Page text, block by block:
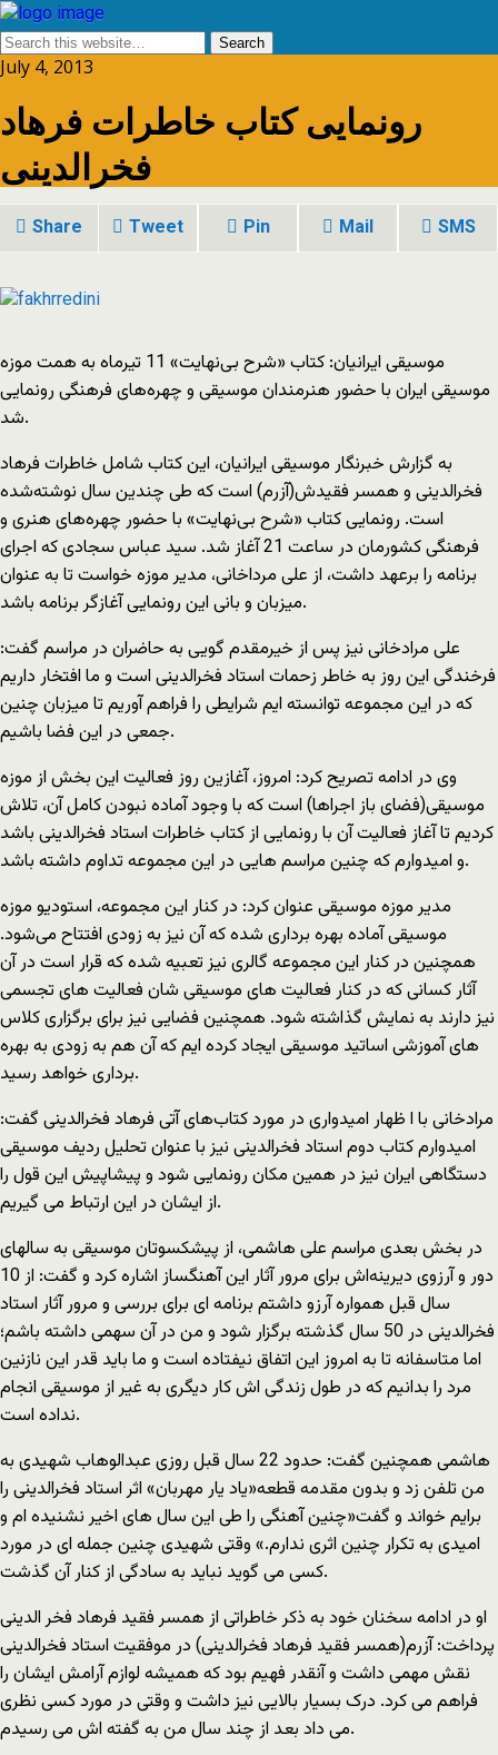
July 4, 2013
رونمايی کتاب خاطرات فرهاد
فخرالدينی
Share Tweet Pin Mail SMS
موسیقی ایرانیان: کتاب «شرح بی‌نهایت» 11 تیرماه به همت موزه
موسیقی ایران با حضور هنرمندان موسیقی و چهره‌های فرهنگی رونمایی
شد.
به گزارش خبرنگار موسیقی ایرانیان، این کتاب شامل خاطرات فرهاد
فخرالدینی و همسر فقیدش(آزرم) است که طی چندین سال نوشته‌شده
است. رونمایی کتاب «شرح بی‌نهایت» با حضور چهره‌های هنری و
فرهنگی کشورمان در ساعت 21 آغاز شد. سید عباس سجادی که اجرای
برنامه را برعهد داشت، از علی مرداخانی، مدیر موزه خواست تا به عنوان
میزبان و بانی این رونمایی آغازگر برنامه باشد.
علی مرادخانی نیز پس از خیرمقدم گویی به حاضران در مراسم گفت:
فرخندگی این روز به خاطر زحمات استاد فخرالدینی است و ما افتخار داریم
که در این مجموعه توانسته ایم شرایطی را فراهم آوریم تا میزبان چنین
جمعی در این فضا باشیم.
وی در ادامه تصریح کرد: امروز، آغازین روز فعالیت این بخش از موزه
موسیقی(فضای باز اجراها) است که با وجود آماده نبودن کامل‌ آن، تلاش
کردیم تا آغاز فعالیت آن با رونمایی از کتاب خاطرات استاد فخرالدینی باشد
و امیدوارم که چنین مراسم هایی در این مجموعه تداوم داشته باشد.
مدیر موزه موسیقی عنوان کرد: در کنار این مجموعه، استودیو موزه
موسیقی آماده بهره برداری شده که آن نیز به زودی افتتاح می‌شود.
همچنین در کنار این مجموعه گالری نیز تعبیه شده که قرار است در آن
آثار کسانی که در کنار فعالیت های موسیقی شان فعالیت های تجسمی
نیز دارند به نمایش گذاشته شود. همچنین فضایی نیز برای برگزاری کلاس
های آموزشی اساتید موسیقی ایجاد کرده ایم که آن هم به زودی به بهره
برداری خواهد رسید.
مرادخانی با ا ظهار امیدواری در مورد کتاب‌های آتی فرهاد فخرالدینی گفت:
امیدوارم کتاب دوم استاد فخرالدینی نیز با عنوان تحلیل ردیف موسیقی
دستگاهی ایران نیز در همین مکان رونمایی شود و پیشاپیش این قول را
از ایشان در این ارتباط می گیریم.
در بخش بعدی مراسم علی هاشمی، از پیشکسوتان موسیقی به سالهای
دور و آرزوی دیرینه‌اش برای مرور آثار این آهنگساز اشاره کرد و گفت: از 10
سال قبل همواره آرزو داشتم برنامه ای برای بررسی و مرور آثار استاد
فخرالدینی در 50 سال گذشته برگزار شود و من در آن سهمی داشته باشم؛
اما متاسفانه تا به امروز این اتفاق نیفتاده است و ما باید قدر این نازنین
مرد را بدانیم که در طول زندگی اش کار دیگری به غیر از موسیقی انجام
نداده است.
هاشمی همچنین گفت: حدود 22 سال قبل روزی عبدالوهاب شهیدی به
من تلفن زد و بدون مقدمه قطعه«یاد یار مهربان» اثر استاد فخرالدینی را
برایم خواند و گفت«چنین آهنگی را طی این سال های اخیر نشنیده ام و
امیدی به تکرار چنین اثری ندارم.» وقتی شهیدی چنین جمله ای در مورد
کسی می گوید نباید به سادگی از کنار آن گذشت.
او در ادامه سخنان خود به ذکر خاطراتی از همسر فقید فرهاد فخر الدینی
پرداخت: آزرم(همسر فقید فرهاد فخرالدینی) در موفقیت استاد فخرالدینی
نقش مهمی داشت و آنقدر فهیم بود که همیشه لوازم آرامش ایشان را
فراهم می کرد. درک بسیار بالایی نیز داشت و وقتی در مورد کسی نظری
می داد بعد از چند سال من به گفته اش می رسیدم.